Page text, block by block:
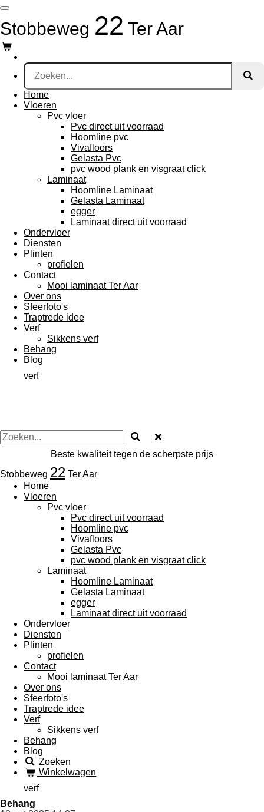
Ga
direct
naar
de
hoofdinhoud
Stobbeweg 22 Ter Aar
Home
Vloeren
Pvc vloer
Pvc direct uit voorraad
Hoomline pvc
Vivafloors
Gelasta Pvc
pvc wood plank en visgraat click
Laminaat
Hoomline Laminaat
Gelasta Laminaat
egger
Laminaat direct uit voorraad
Ondervloer
Diensten
Plinten
profielen
Contact
Mooi laminaat Ter Aar
Over ons
Sfeerfoto's
Traptrede idee
Verf
Sikkens verf
Behang
Blog
verf
Beste kwaliteit tegen de scherpste prijs
Stobbeweg 22 Ter Aar
Home
Vloeren
Pvc vloer
Pvc direct uit voorraad
Hoomline pvc
Vivafloors
Gelasta Pvc
pvc wood plank en visgraat click
Laminaat
Hoomline Laminaat
Gelasta Laminaat
egger
Laminaat direct uit voorraad
Ondervloer
Diensten
Plinten
profielen
Contact
Mooi laminaat Ter Aar
Over ons
Sfeerfoto's
Traptrede idee
Verf
Sikkens verf
Behang
Blog
Zoeken
Winkelwagen
verf
Behang